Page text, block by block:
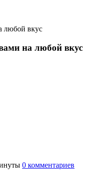
любой вкус
на любой вкус
0 комментариев